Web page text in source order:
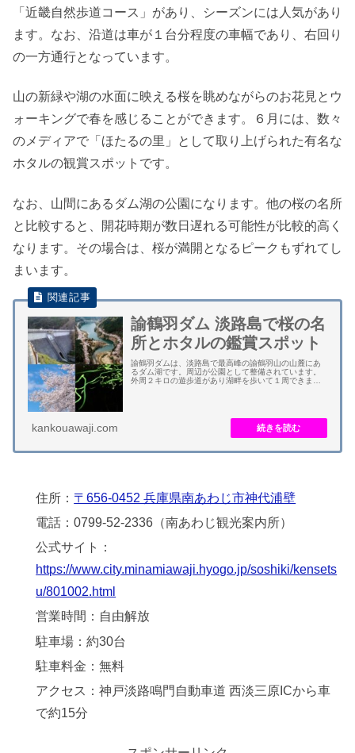
「近畿自然歩道コース」があり、シーズンには人気があり
ます。なお、沿道は車が１台分程度の車幅であり、右回り
の一方通行となっています。
山の新緑や湖の水面に映える桜を眺めながらのお花見とウ
ォーキングで春を感じることができます。６月には、数々
のメディアで「ほたるの里」として取り上げられた有名な
ホタルの観賞スポットです。
なお、山間にあるダム湖の公園になります。他の桜の名所
と比較すると、開花時期が数日遅れる可能性が比較的高く
なります。その場合は、桜が満開となるピークもずれてし
まいます。
諭鶴羽ダム 淡路島で桜の名
所とホタルの鑑賞スポット
諭鶴羽ダムは、淡路島で最高峰の諭鶴羽山の山麓にあ
るダム湖です。周辺が公園として整備されています。
外周２キロの遊歩道があり湖畔を歩いて１周できま
kankouawaji.com
住所： 〒656-0452 兵庫県南あわじ市神代浦壁
電話：0799-52-2336（南あわじ観光案内所）
公式サイト：
https://www.city.minamiawaji.hyogo.jp/soshiki/kensets
u/801002.html
営業時間：自由解放
駐車場：約30台
駐車料金：無料
アクセス：神戸淡路鳴門自動車道 西淡三原ICから車
で約15分